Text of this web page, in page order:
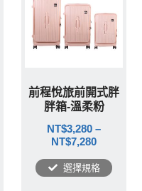
前程悅旅前開式胖
胖箱-溫柔粉
NT$3,280 –
NT$7,280
選擇規格